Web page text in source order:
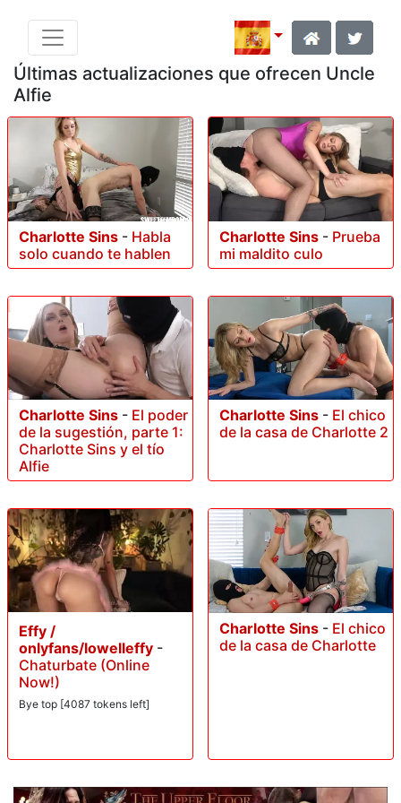
Últimas actualizaciones que ofrecen Uncle
Alfie
Charlotte Sins - Habla
solo cuando te hablen
Charlotte Sins - Prueba
mi maldito culo
Charlotte Sins - El poder
de la sugestión, parte 1:
Charlotte Sins y el tío
Alfie
Charlotte Sins - El chico
de la casa de Charlotte 2
Effy /
onlyfans/lowelleffy -
Chaturbate (Online
Now!)
Bye top [4087 tokens left]
Charlotte Sins - El chico
de la casa de Charlotte